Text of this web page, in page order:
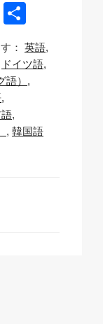
S
有
： 英語
ドイツ語
）
韓国語